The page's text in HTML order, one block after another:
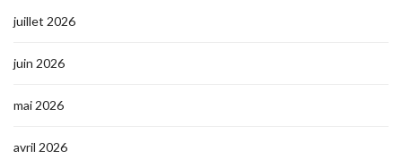
juillet 2026
juin 2026
mai 2026
avril 2026